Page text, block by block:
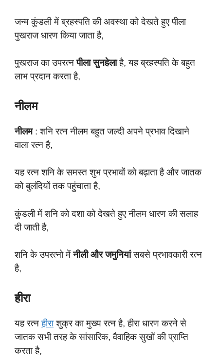
जन्म कुंडली में ब्रहस्पति की अवस्था को देखते हुए पीला
पुखराज धारण किया जाता है,
पुखराज का उपरत्नपीला सुनहेलाहै, यह ब्रहस्पति के बहुत
लाभ प्रदान करता है,
नीलम
नीलम: शनि रत्न नीलम बहुत जल्दी अपने प्रभाव दिखाने
वाला रत्न है,
यह रत्न शनि के समस्त शुभ प्रभावों को बढ़ाता है और जातक
को बुलंदियों तक पहुंचाता है,
कुंडली में शनि को दशा को देखते हुए नीलम धारण की सलाह
दी जाती है,
शनि के उपरत्नो मेंनीली और जमुनियांसबसे प्रभावकारी रत्न
है,
हीरा
यह रत्नहीराशुक्र का मुख्य रत्न है, हीरा धारण करने से
जातक सभी तरह के सांसारिक, वैवाहिक सुखों की प्राप्ति
करता है,